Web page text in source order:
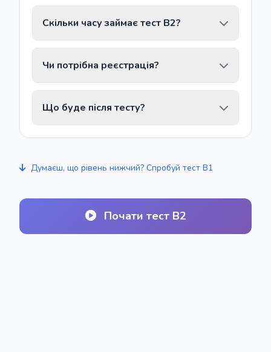
лексики рівня B2.
Скільки часу займає тест B2?
вашого темпу.
Чи потрібна реєстрація?
Результат показується одразу після
завершення.
Що буде після тесту?
щодо подальшого навчання.
Думаєш, що рівень нижчий? Спробуй тест B1
Почати тест B2